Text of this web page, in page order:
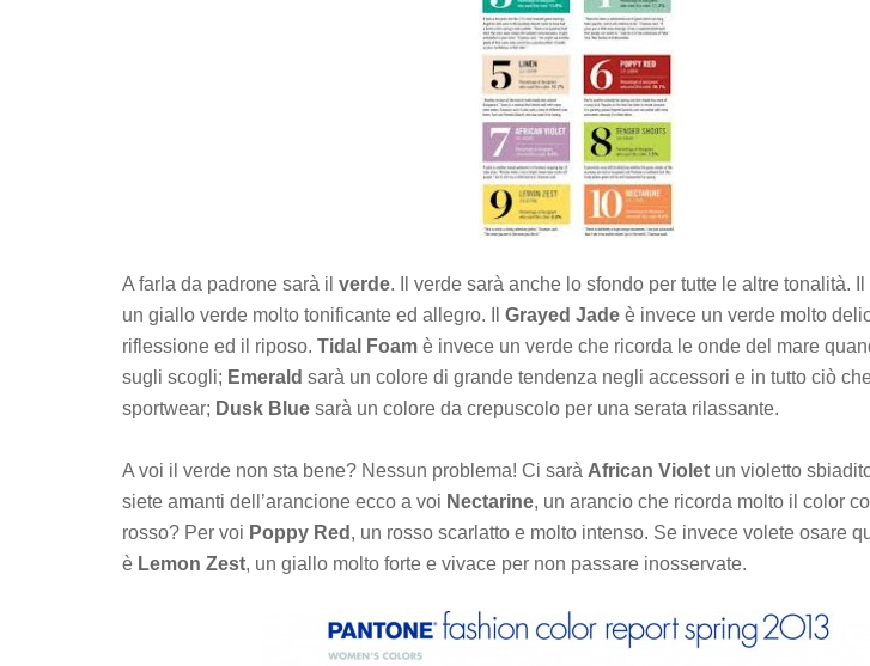
A farla da padrone sarà il verde. Il verde sarà anche lo sfondo per tutte le altre tonalità. Il
un giallo verde molto tonificante ed allegro. Il Grayed Jade è invece un verde molto
riflessione ed il riposo. Tidal Foam è invece un verde che ricorda le onde del mare
sugli scogli; Emerald sarà un colore di grande tendenza negli accessori e in tutto ciò
sportwear; Dusk Blue sarà un colore da crepuscolo per una serata rilassante.
A voi il verde non sta bene? Nessun problema! Ci sarà African Violet un violetto
siete amanti dell’arancione ecco a voi Nectarine, un arancio che ricorda molto il color
rosso? Per voi Poppy Red , un rosso scarlatto e molto intenso. Se invece volete osare
è Lemon Zest, un giallo molto forte e vivace per non passare inosservate.